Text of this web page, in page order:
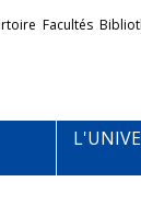
Facultés